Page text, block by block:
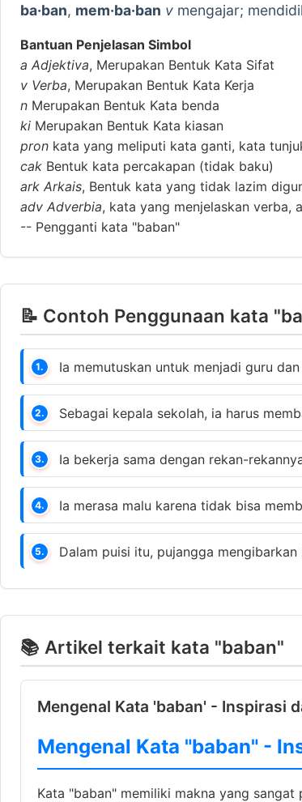
ba·ban, mem·ba·ban v mengajar;
Bantuan Penjelasan Simbol
a Adjektiva, Merupakan Bentuk Kata Sifat
v Verba, Merupakan Bentuk Kata Kerja
n Merupakan Bentuk Kata benda
ki Merupakan Bentuk Kata kiasan
pron kata yang meliputi kata ganti, kata
cak Bentuk kata percakapan (tidak baku)
ark Arkais, Bentuk kata yang tidak lazim
adv Adverbia, kata yang menjelaskan verba,
-- Pengganti kata "baban"
📝 Contoh Penggunaan kata
1. Ia memutuskan untuk menjadi guru
2. Sebagai kepala sekolah, ia harus
3. Ia bekerja sama dengan rekan-
4. Ia merasa malu karena tidak bisa
5. Dalam puisi itu, pujangga
📚 Artikel terkait kata "baban"
Mengenal Kata 'baban' - Inspirasi
Mengenal Kata "baban" -
Kata "baban" memiliki makna yang